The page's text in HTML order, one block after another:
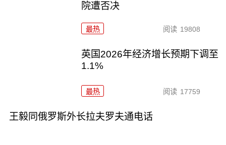
院遭否决
最热 阅读 19808
英国2026年经济增长预期下调至
1.1%
最热 阅读 17759
王毅同俄罗斯外长拉夫罗夫通电话